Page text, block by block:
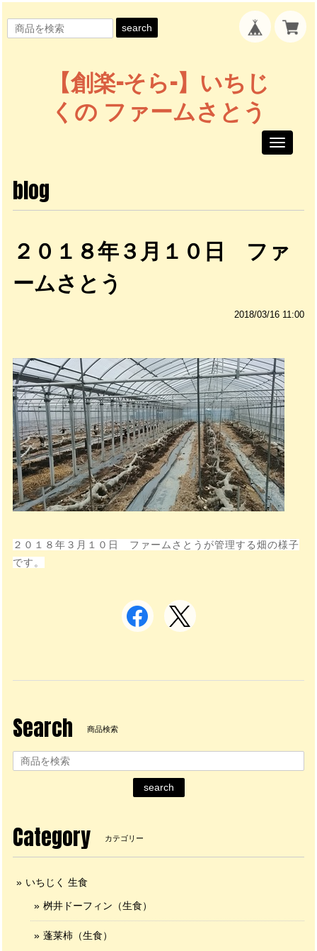
search
【創楽-そら-】いちじ
くの ファームさとう
Toggle
blog
２０１８年３月１０日 ファ
ームさとう
2018/03/16 11:00
２０１８年３月１０日 ファームさとうが管理する畑の様子
です。
Search 商品検索
search
Category カテゴリー
いちじく 生食
桝井ドーフィン（生食）
蓬莱柿（生食）